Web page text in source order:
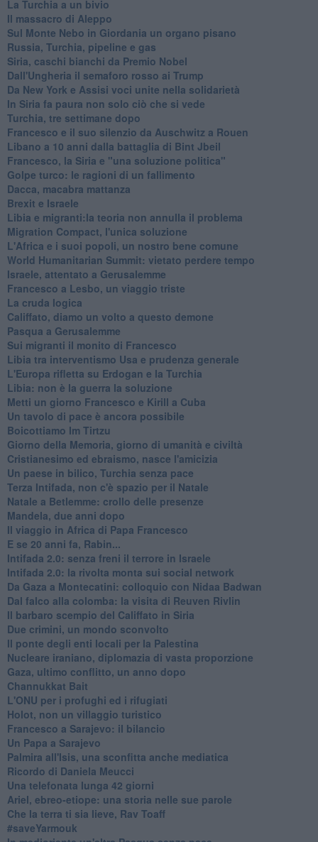
La Turchia a un bivio
Il massacro di Aleppo
Sul Monte Nebo in Giordania un organo pisano
Russia, Turchia, pipeline e gas
Siria, caschi bianchi da Premio Nobel
Dall'Ungheria il semaforo rosso ai Trump
Da New York e Assisi voci unite nella solidarietà
In Siria fa paura non solo ciò che si vede
Turchia, tre settimane dopo
Francesco e il suo silenzio da Auschwitz a Rouen
Libano a 10 anni dalla battaglia di Bint Jbeil
Francesco, la Siria e "una soluzione politica"
Golpe turco: le ragioni di un fallimento
Dacca, macabra mattanza
Brexit e Israele
Libia e migranti:la teoria non annulla il problema
Migration Compact, l'unica soluzione
L'Africa e i suoi popoli, un nostro bene comune
World Humanitarian Summit: vietato perdere tempo
Israele, attentato a Gerusalemme
Francesco a Lesbo, un viaggio triste
La cruda logica
Califfato, diamo un volto a questo demone
Pasqua a Gerusalemme
Sui migranti il monito di Francesco
Libia tra interventismo Usa e prudenza generale
L'Europa rifletta su Erdogan e la Turchia
Libia: non è la guerra la soluzione
Metti un giorno Francesco e Kirill a Cuba
Un tavolo di pace è ancora possibile
Boicottiamo Im Tirtzu
Giorno della Memoria, giorno di umanità e civiltà
Cristianesimo ed ebraismo, nasce l'amicizia
Un paese in bilico, Turchia senza pace
Terza Intifada, non c'è spazio per il Natale
Natale a Betlemme: crollo delle presenze
Mandela, due anni dopo
Il viaggio in Africa di Papa Francesco
E se 20 anni fa, Rabin...
Intifada 2.0: senza freni il terrore in Israele
Intifada 2.0: la rivolta monta sui social network
Da Gaza a Montecatini: colloquio con Nidaa Badwan
Dal falco alla colomba: la visita di Reuven Rivlin
Il barbaro scempio del Califfato in Siria
Due crimini, un mondo sconvolto
Il ponte degli enti locali per la Palestina
Nucleare iraniano, diplomazia di vasta proporzione
Gaza, ultimo conflitto, un anno dopo
Channukkat Bait
L'ONU per i profughi ed i rifugiati
Holot, non un villaggio turistico
Francesco a Sarajevo: il bilancio
Un Papa a Sarajevo
Palmira all'Isis, una sconfitta anche mediatica
Ricordo di Daniela Meucci
​Una telefonata lunga 42 giorni
​Ariel, ebreo-etiope: una storia nelle sue parole
Che la terra ti sia lieve, Rav Toaff
​#saveYarmouk